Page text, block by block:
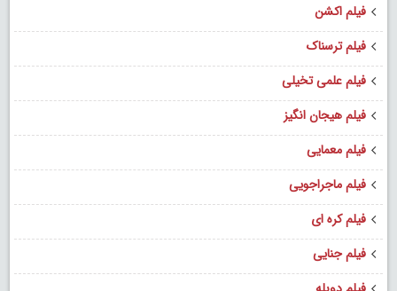
فیلم اکشن
فیلم ترسناک
فیلم علمی تخیلی
فیلم هیجان انگیز
فیلم معمایی
فیلم ماجراجویی
فیلم کره ای
فیلم جنایی